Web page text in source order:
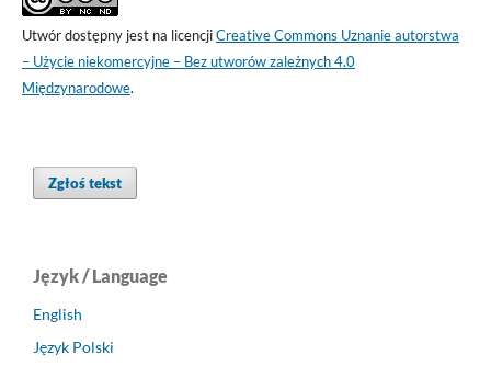
Utwór dostępny jest na licencjiCreative Commons Uznanie autorstwa
– Użycie niekomercyjne – Bez utworów zależnych 4.0
Międzynarodowe.
Zgłoś tekst
Język / Language
English
Język Polski